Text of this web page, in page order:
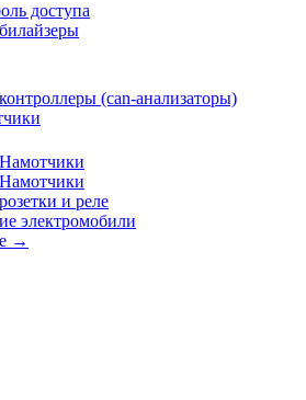
доступа
(can-анализаторы)
Намотчики
Намотчики
и реле
электромобили
→